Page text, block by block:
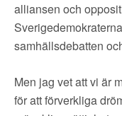
alliansen och
samhällsdebatten
Men jag vet att vi är
för att förverkliga